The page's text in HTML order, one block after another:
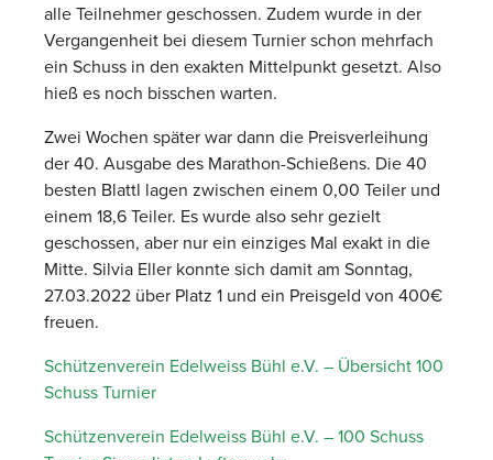
alle Teilnehmer geschossen. Zudem wurde in der
Vergangenheit bei diesem Turnier schon mehrfach
ein Schuss in den exakten Mittelpunkt gesetzt. Also
hieß es noch bisschen warten.
Zwei Wochen später war dann die Preisverleihung
der 40. Ausgabe des Marathon-Schießens. Die 40
besten Blattl lagen zwischen einem 0,00 Teiler und
einem 18,6 Teiler. Es wurde also sehr gezielt
geschossen, aber nur ein einziges Mal exakt in die
Mitte. Silvia Eller konnte sich damit am Sonntag,
27.03.2022 über Platz 1 und ein Preisgeld von 400€
freuen.
Schützenverein Edelweiss Bühl e.V. – Übersicht 100
Schuss Turnier
Schützenverein Edelweiss Bühl e.V. – 100 Schuss